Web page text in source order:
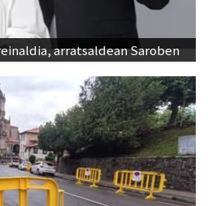
arratsaldean Saroben